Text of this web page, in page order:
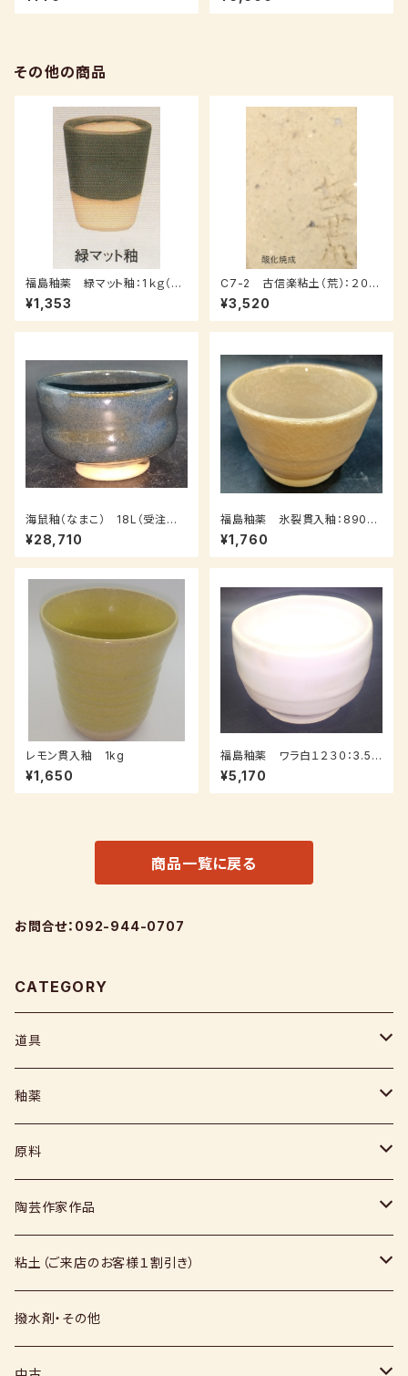
その他の商品
福島釉薬 緑マット釉：1ｋｇ（受
注後7～３０日後発送）
¥1,353
C7-2 古信楽粘土（荒）：２０ｋ
ｇ
¥3,520
海鼠釉（なまこ） 18L（受注後、
7～14日後発送）
¥28,710
福島釉薬 氷裂貫入釉：890ｇ
（送料込み：クロネコパケット）
（受注後7～３０日後発送）
¥1,760
レモン貫入釉 1kg
¥1,650
福島釉薬 ワラ白１２３０：3.5k
ｇ（送料込み：レターパックプラ
ス）
¥5,170
商品一覧に戻る
お問合せ：092-944-0707
CATEGORY
道具
ヘラ
コテ
スポンジ
絵具
上絵具
下絵具
その他
釉薬
粉末
液体
福島釉薬
原料
媒溶剤・調整剤等
長石
硅石
その他（土・泥等）
陶芸作家作品
上野焼
薪窯（高鶴淳一先生）
堀田窯
小石原焼
鶴見窯
高取焼
粘土（ご来店のお客様１割引き）
信楽白土
信楽赤土
撥水剤・その他